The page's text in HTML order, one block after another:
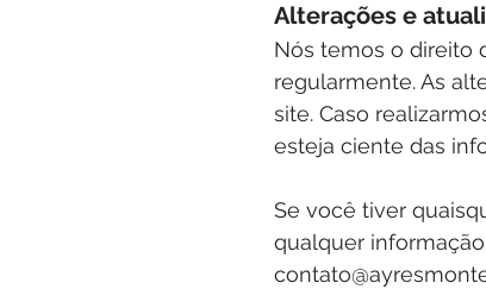
Alterações e
Nós temos o direito
regularmente. As
site. Caso
esteja ciente das
Se você tiver
qualquer